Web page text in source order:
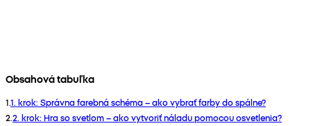
Obsahová tabuľka
1.1. krok: Správna farebná schéma – ako vybrať farby do spálne?
2.2. krok: Hra so svetlom – ako vytvoriť náladu pomocou osvetlenia?